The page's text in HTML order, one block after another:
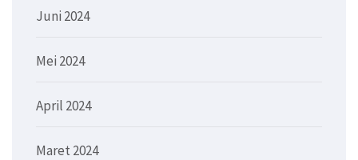
Juni 2024
Mei 2024
April 2024
Maret 2024